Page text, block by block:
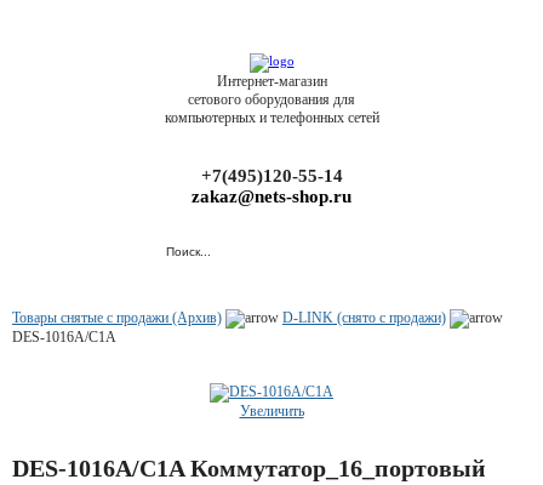
Интернет-магазин
сетового оборудования для
компьютерных и телефонных сетей
+7(495)120-55-14
zakaz@nets-shop.ru
Товары снятые с продажи (Архив)
D-LINK (снято с продажи)
DES-1016A/C1A
Увеличить
DES-1016A/C1A Коммутатор_16_портовый